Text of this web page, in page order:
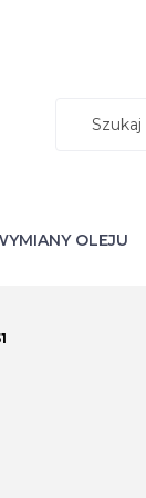
OLEJU